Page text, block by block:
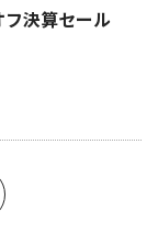
決算セール